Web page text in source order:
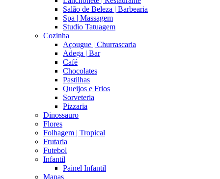
Salão de Beleza | Barbearia
Spa | Massagem
Studio Tatuagem
Cozinha
Açougue | Churrascaria
Adega | Bar
Café
Chocolates
Pastilhas
Queijos e Frios
Sorveteria
Pizzaria
Dinossauro
Flores
Folhagem | Tropical
Frutaria
Futebol
Infantil
Painel Infantil
Mapas